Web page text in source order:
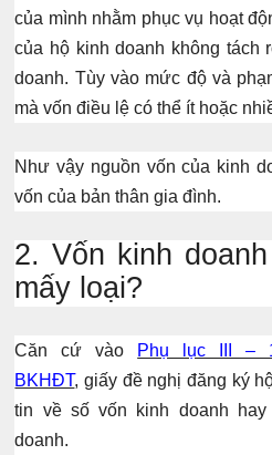
của mình nhằm phục vụ hoạt
của hộ kinh doanh không
doanh. Tùy vào mức độ và
mà vốn điều lệ có thể ít hoặc
Như vậy nguồn vốn của kinh
vốn của bản thân gia đình.
2. Vốn kinh
mấy loại?
Căn cứ vào
Phụ lục III –
BKHĐT,giấy đề nghị đăng ký
tin về số vốn kinh doanh
doanh.